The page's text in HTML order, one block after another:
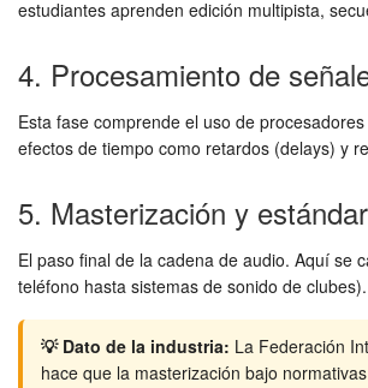
estudiantes aprenden edición multipista,
4. Procesamiento de
Esta fase comprende el uso de
efectos de tiempo como retardos (delays) y
5. Masterización y
El paso final de la cadena de audio. Aquí se
teléfono hasta sistemas de sonido de
💡 Dato de la industria: La Federación
hace que la masterización bajo